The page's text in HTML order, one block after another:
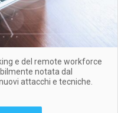
e del remote workforce
notata dal
attacchi e tecniche.